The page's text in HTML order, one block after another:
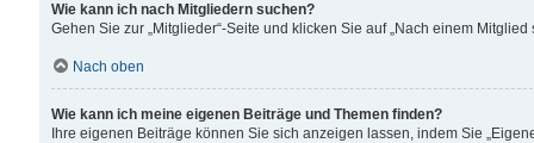
Wie kann ich nach Mitgliedern suchen?
Gehen Sie zur „Mitglieder“-Seite und klicken Sie auf „Nach einem Mitglied
Nach oben
Wie kann ich meine eigenen Beiträge und Themen finden?
Ihre eigenen Beiträge können Sie sich anzeigen lassen, indem Sie